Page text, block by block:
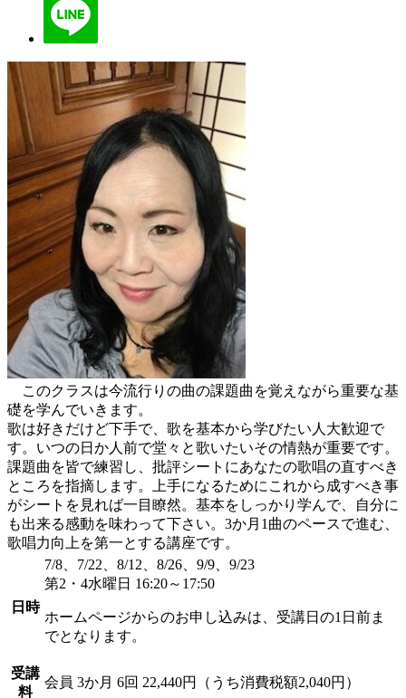
このクラスは今流行りの曲の課題曲を覚えながら重要な基
礎を学んでいきます。
歌は好きだけど下手で、歌を基本から学びたい人大歓迎で
す。いつの日か人前で堂々と歌いたいその情熱が重要です。
課題曲を皆で練習し、批評シートにあなたの歌唱の直すべき
ところを指摘します。上手になるためにこれから成すべき事
がシートを見れば一目瞭然。基本をしっかり学んで、自分に
も出来る感動を味わって下さい。3か月1曲のペースで進む、
歌唱力向上を第一とする講座です。
日時
7/8、7/22、8/12、8/26、9/9、9/23
第2・4水曜日 16:20～17:50
ホームページからのお申し込みは、受講日の1日前ま
でとなります。
受講
料
会員 3か月 6回 22,440円（うち消費税額2,040円）